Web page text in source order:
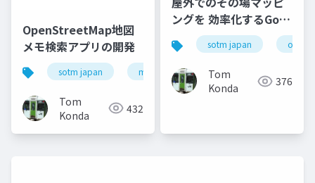
OpenStreetMap地図
メモ検索アプリの開発
sotm japan map notes openstreetmap
Tom
Konda
432
ングを 効率化するGo
Map!!活用法 の紹介
sotm japan
Tom
Konda
376